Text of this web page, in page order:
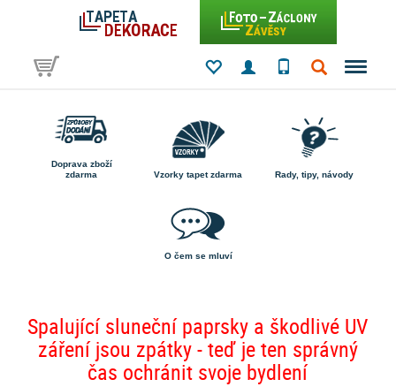
Doprava zboží
zdarma
Vzorky tapet zdarma Rady, tipy, návody
O čem se mluví
Spalující sluneční paprsky a škodlivé UV
záření jsou zpátky - teď je ten správný
čas ochránit svoje bydlení